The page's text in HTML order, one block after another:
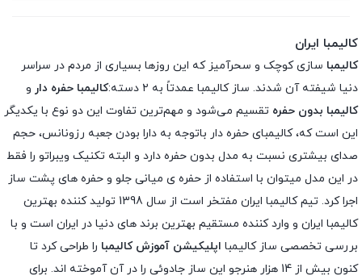
کالیمبا ایران
کالیمبا سازی کوچک و سحرآمیز که این روزها بسیاری از مردم در سراسر
دنیا شیفته آن شدند. ساز کالیمبا عمدتاً به ۲ دسته:
کالیمبا حفره دار و
کالیمبا بدون حفره تقسیم می‌شود و مهم‌ترین تفاوت این دو نوع با یکدیگر
این است که، کالیمبای حفره دار باتوجه به دارا بودن جعبه رزونانس، حجم
صدای بیشتری نسبت به مدل بدون حفره دارد و البته تکنیک ویبراتو را فقط
در این مدل میتوان با استفاده از حفره ی میانی جلو و حفره های پشت ساز
اجرا کرد. تیم کالیمبا ایران مفتخر است از سال 1398 تولید کننده بهترین
کالیمبا ایران و وارد کننده مستقیم بهترین برند های دنیا در ایران است و با
بررسی تخصصی ساز کالیمبا اپلیکیشن آموزش کالیمبا را طراحی کرد تا
کنون بیش از 14 هزار هنرجو این ساز جادوئی را در آن آموخته اند. برای